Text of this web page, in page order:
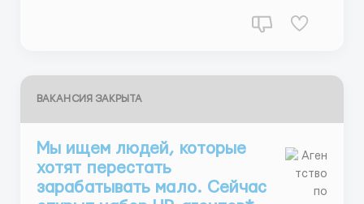
ВАКАНСИЯ ЗАКРЫТА
Мы ищем людей, которые
хотят перестать
зарабатывать мало. Сейчас